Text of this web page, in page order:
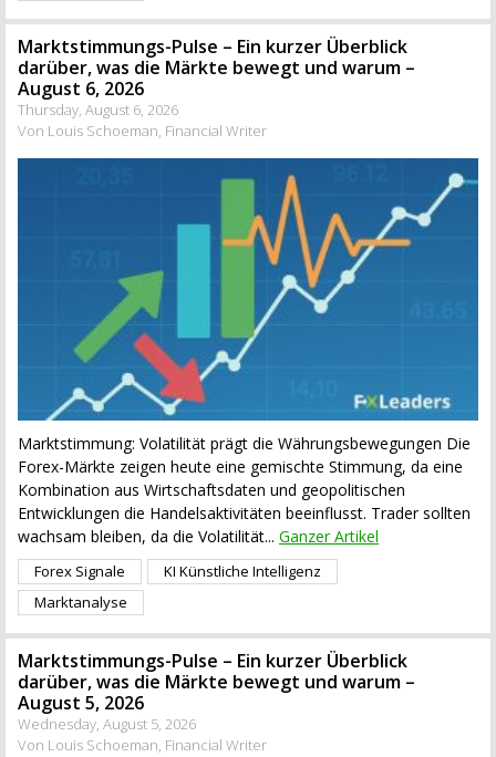
Marktstimmungs-Pulse – Ein kurzer Überblick
darüber, was die Märkte bewegt und warum –
August 6, 2026
Thursday, August 6, 2026
Von Louis Schoeman, Financial Writer
Marktstimmung: Volatilität prägt die Währungsbewegungen Die
Forex-Märkte zeigen heute eine gemischte Stimmung, da eine
Kombination aus Wirtschaftsdaten und geopolitischen
Entwicklungen die Handelsaktivitäten beeinflusst. Trader sollten
wachsam bleiben, da die Volatilität... Ganzer Artikel
Forex Signale
KI Künstliche Intelligenz
Marktanalyse
Marktstimmungs-Pulse – Ein kurzer Überblick
darüber, was die Märkte bewegt und warum –
August 5, 2026
Wednesday, August 5, 2026
Von Louis Schoeman, Financial Writer